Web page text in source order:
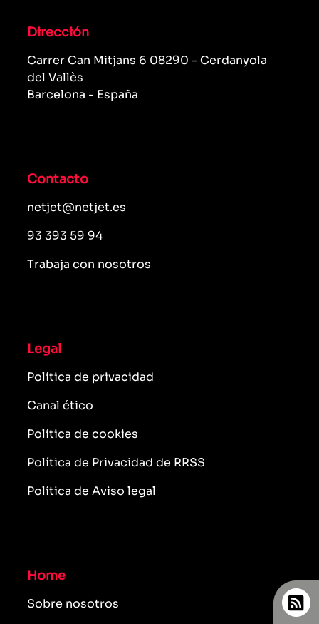
Dirección
Carrer Can Mitjans 6 08290 - Cerdanyola
del Vallès
Barcelona - España
Contacto
netjet@netjet.es
93 393 59 94
Trabaja con nosotros
Legal
Política de privacidad
Canal ético
Política de cookies
Política de Privacidad de RRSS
Política de Aviso legal
Home
Sobre nosotros